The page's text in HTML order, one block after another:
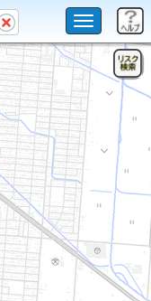
Toggle
navigation